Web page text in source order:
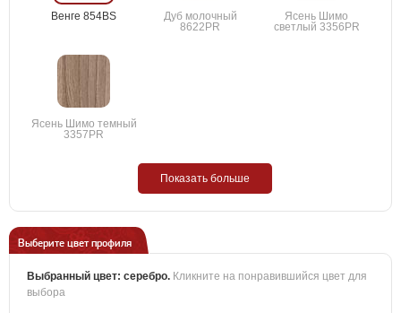
Венге 854BS
Дуб молочный
8622PR
Ясень Шимо
светлый 3356PR
Ясень Шимо темный
3357PR
Показать больше
Выберите цвет профиля
Выбранный цвет: серебро. Кликните на понравившийся цвет для
выбора